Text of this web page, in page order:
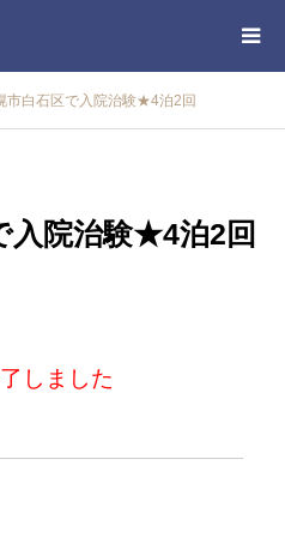
市白石区で入院治験★4泊2回
院治験★4泊2回
しました